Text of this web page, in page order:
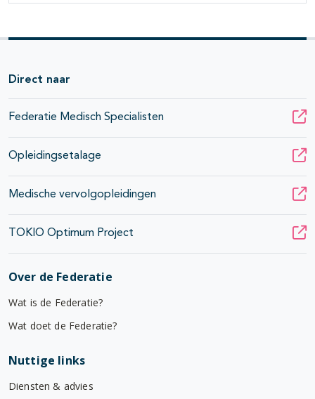
Direct naar
Federatie Medisch Specialisten
Opleidingsetalage
Medische vervolgopleidingen
TOKIO Optimum Project
Over de Federatie
Wat is de Federatie?
Wat doet de Federatie?
Nuttige links
Diensten & advies